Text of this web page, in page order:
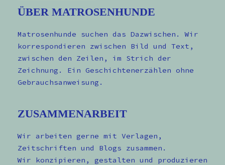
ÜBER MATROSENHUNDE
Matrosenhunde suchen das Dazwischen. Wir
korrespondieren zwischen Bild und Text,
zwischen den Zeilen, im Strich der
Zeichnung. Ein Geschichtenerzählen ohne
Gebrauchsanweisung.
ZUSAMMENARBEIT
Wir arbeiten gerne mit Verlagen,
Zeitschriften und Blogs zusammen.
Wir konzipieren, gestalten und produzieren